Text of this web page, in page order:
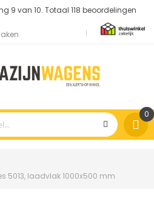
9 van 10. Totaal 118 beoordelingen
0
5013, laadvlak 1000x500 mm